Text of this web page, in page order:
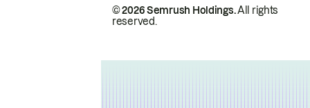
© 2026 Semrush Holdings.All rights
reserved.